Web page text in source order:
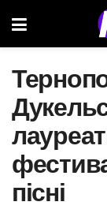
пісні